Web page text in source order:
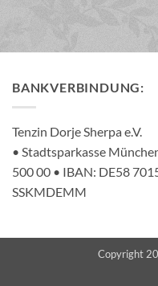
BANKVERBINDUNG:
Tenzin Dorje Sherpa e.V.
• Stadtsparkasse
500 00 • IBAN: DE58
SSKMDEMM
Copyright